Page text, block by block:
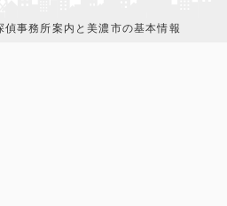
偵事務所案内と美濃市の基本情報